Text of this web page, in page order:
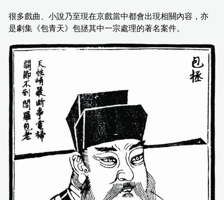
很多戲曲、小說乃至現在京戲當中都會出現相關內容，亦
是劇集《包青天》包拯其中一宗處理的著名案件。